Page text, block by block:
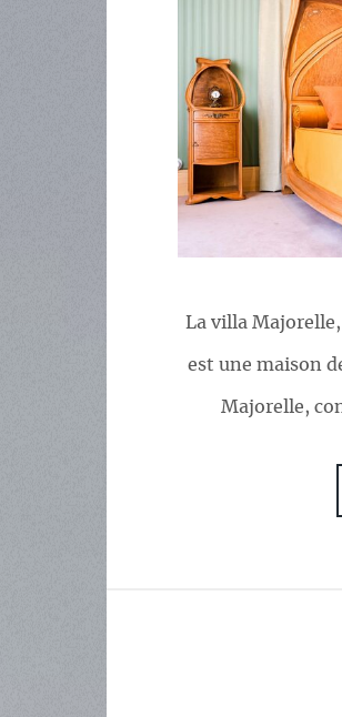
La villa
est une maison
Majorelle,